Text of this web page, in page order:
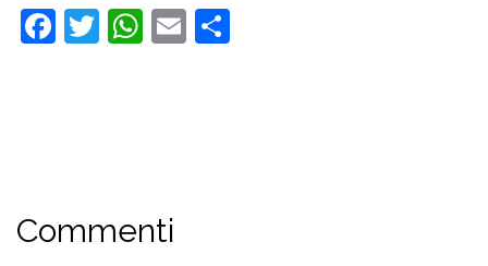
Facebook
Twitter
WhatsApp
Email
Commenti